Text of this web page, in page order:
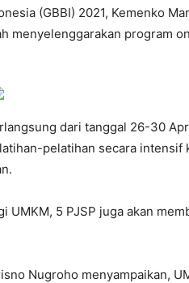
(GBBI) 2021, Kemenko
menyelenggarakan program
dari tanggal 26-30
pelatihan secara intensif
5 PJSP juga akan
Nugroho menyampaikan,